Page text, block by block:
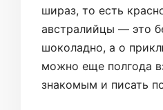
шираз, то есть
австралийцы — это
шоколадно, а о
можно еще полгода
знакомым и писать